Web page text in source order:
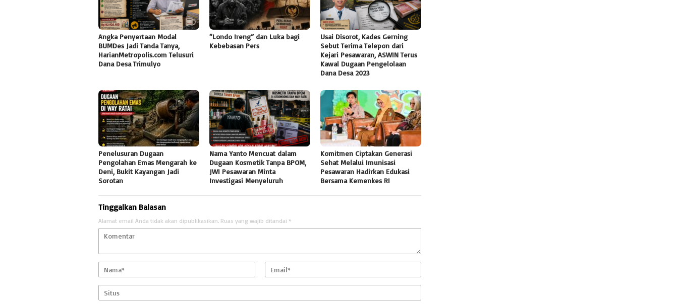
Angka Penyertaan Modal
BUMDes Jadi Tanda Tanya,
HarianMetropolis.com Telusuri
Dana Desa Trimulyo
“Londo Ireng” dan Luka bagi
Kebebasan Pers
Usai Disorot, Kades Gerning
Sebut Terima Telepon dari
Kejari Pesawaran, ASWIN Terus
Kawal Dugaan Pengelolaan
Dana Desa 2023
Penelusuran Dugaan
Pengolahan Emas Mengarah ke
Deni, Bukit Kayangan Jadi
Sorotan
Nama Yanto Mencuat dalam
Dugaan Kosmetik Tanpa BPOM,
JWI Pesawaran Minta
Investigasi Menyeluruh
Komitmen Ciptakan Generasi
Sehat Melalui Imunisasi
Pesawaran Hadirkan Edukasi
Bersama Kemenkes RI
Tinggalkan Balasan
Alamat email Anda tidak akan dipublikasikan. Ruas yang wajib ditandai *